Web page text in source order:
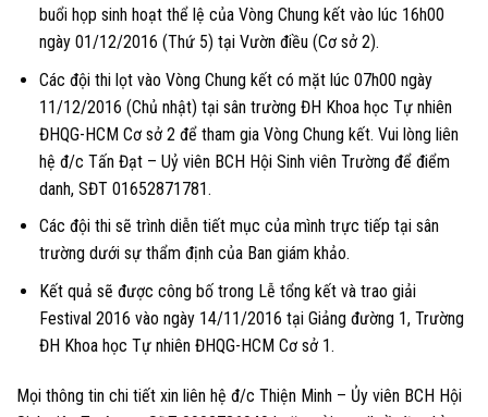
buổi họp sinh hoạt thể lệ của Vòng Chung kết vào lúc 16h00
ngày 01/12/2016 (Thứ 5) tại Vườn điều (Cơ sở 2).
Các đội thi lọt vào Vòng Chung kết có mặt lúc 07h00 ngày
11/12/2016 (Chủ nhật) tại sân trường ĐH Khoa học Tự nhiên
ĐHQG-HCM Cơ sở 2 để tham gia Vòng Chung kết. Vui lòng liên
hệ đ/c Tấn Đạt – Uỷ viên BCH Hội Sinh viên Trườngđể điểm
danh, SĐT 01652871781.
Các đội thi sẽ trình diễn tiết mục của mình trực tiếp tại sân
trường dưới sự thẩm định của Ban giám khảo.
Kết quả sẽ được công bố trong Lễ tổng kết và trao giải
Festival 2016 vào ngày 14/11/2016 tại Giảng đường 1, Trường
ĐH Khoa học Tự nhiên ĐHQG-HCM Cơ sở 1.
Mọi thông tin chi tiết xin liên hệ đ/c Thiện Minh – Ủy viên BCH Hội